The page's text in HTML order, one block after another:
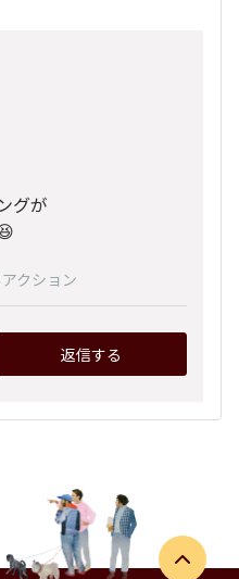
グが
クション
返信する